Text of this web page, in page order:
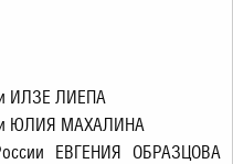
ИЛЗЕ ЛИЕПА
ЮЛИЯ МАХАЛИНА
ЕВГЕНИЯ ОБРАЗЦОВА